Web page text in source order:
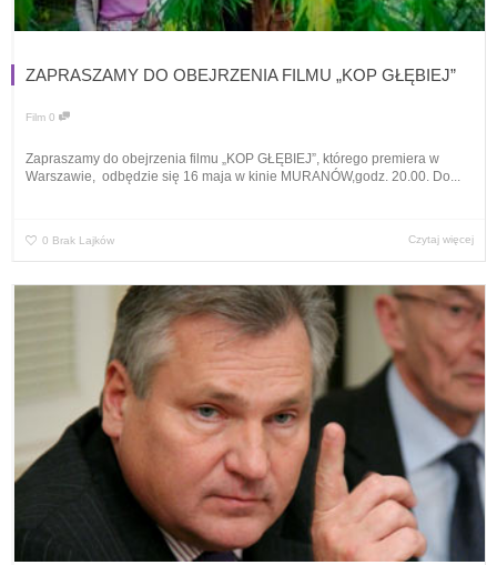
ZAPRASZAMY DO OBEJRZENIA FILMU „KOP GŁĘBIEJ”
Film 0
Zapraszamy do obejrzenia filmu „KOP GŁĘBIEJ”, którego premiera w
Warszawie, odbędzie się 16 maja w kinie MURANÓW,godz. 20.00. Do...
0 Brak Lajków Czytaj więcej